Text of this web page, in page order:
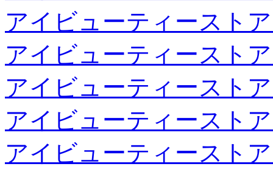
アイビューティースト
アイビューティースト
アイビューティースト
アイビューティースト
アイビューティースト